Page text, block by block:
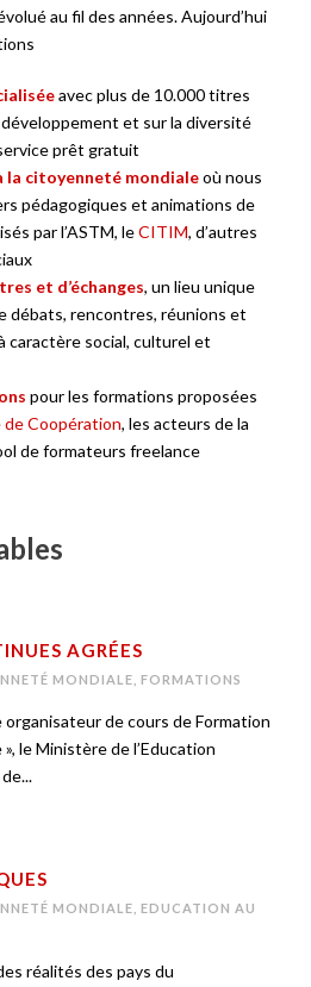
au fil des années. Aujourd’hui
avec plus de 10.000 titres
et sur la diversité
prêt gratuit
la citoyenneté mondialeoù nous
pédagogiques et animations de
par l’ASTM, leCITIM, d’autres
et d’échanges, un lieu unique
débats, rencontres, réunions et
caractère social, culturel et
pour les formations proposées
de Coopération, les acteurs de la
de formateurs freelance
AGRÉES
MONDIALE FORMATIONS
organisateur de cours de Formation
le Ministère de l’Education
MONDIALE EDUCATION AU
réalités des pays du